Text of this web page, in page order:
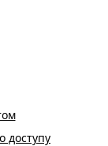
доступу